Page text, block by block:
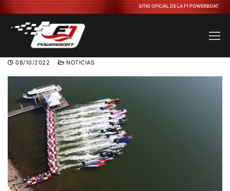
Ir
al
contenido
SITIO OFICIAL DE LA F1 POWERBOAT
08/10/2022 NOTICIAS